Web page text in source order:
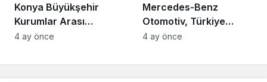
Konya Büyükşehir
Kurumlar Arası
Voleybol Turnuvası
4 ay önce
Mercedes-Benz
Otomotiv, Türkiye
Tenis Federasyonu’nun
4 ay önce